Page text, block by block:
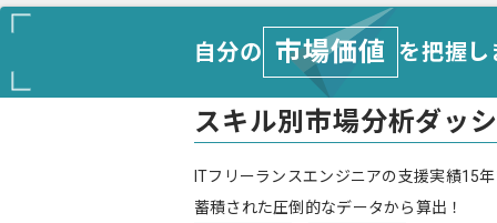
自分の 市場価値 を把握
スキル別市場分析ダッ
ITフリーランスエンジニアの支援実績15
蓄積された圧倒的なデータから算出！